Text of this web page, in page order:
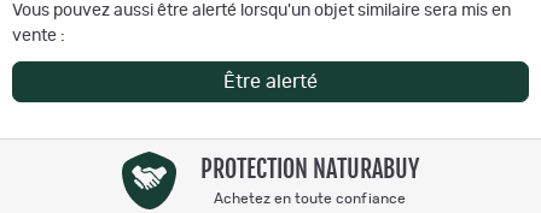
Vous pouvez aussi être alerté lorsqu'un objet similaire sera mis en
vente :
Être alerté
PROTECTION NATURABUY
Achetez en toute confiance